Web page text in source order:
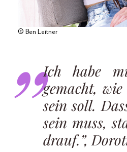
© Ben Leitner
Ich habe
gemacht,
sein soll.
sein muss,
drauf.”,